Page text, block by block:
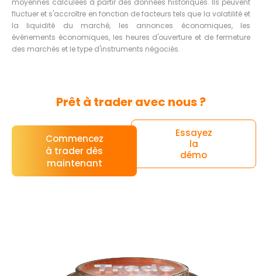
moyennes calculées à partir des données historiques. Ils peuvent
fluctuer et s'accroître en fonction de facteurs tels que la volatilité et
la liquidité du marché, les annonces économiques, les
événements économiques, les heures d'ouverture et de fermeture
des marchés et le type d'instruments négociés.
Prêt à trader avec nous ?
Commencez
à trader dès
maintenant
Essayez
la
démo